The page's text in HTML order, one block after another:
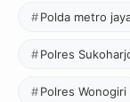
Polda metro
Polres
Polres Wonogiri